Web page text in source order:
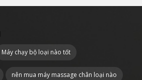
Máy chạy bộ loại nào tốt
nên mua máy massage chân loại nào